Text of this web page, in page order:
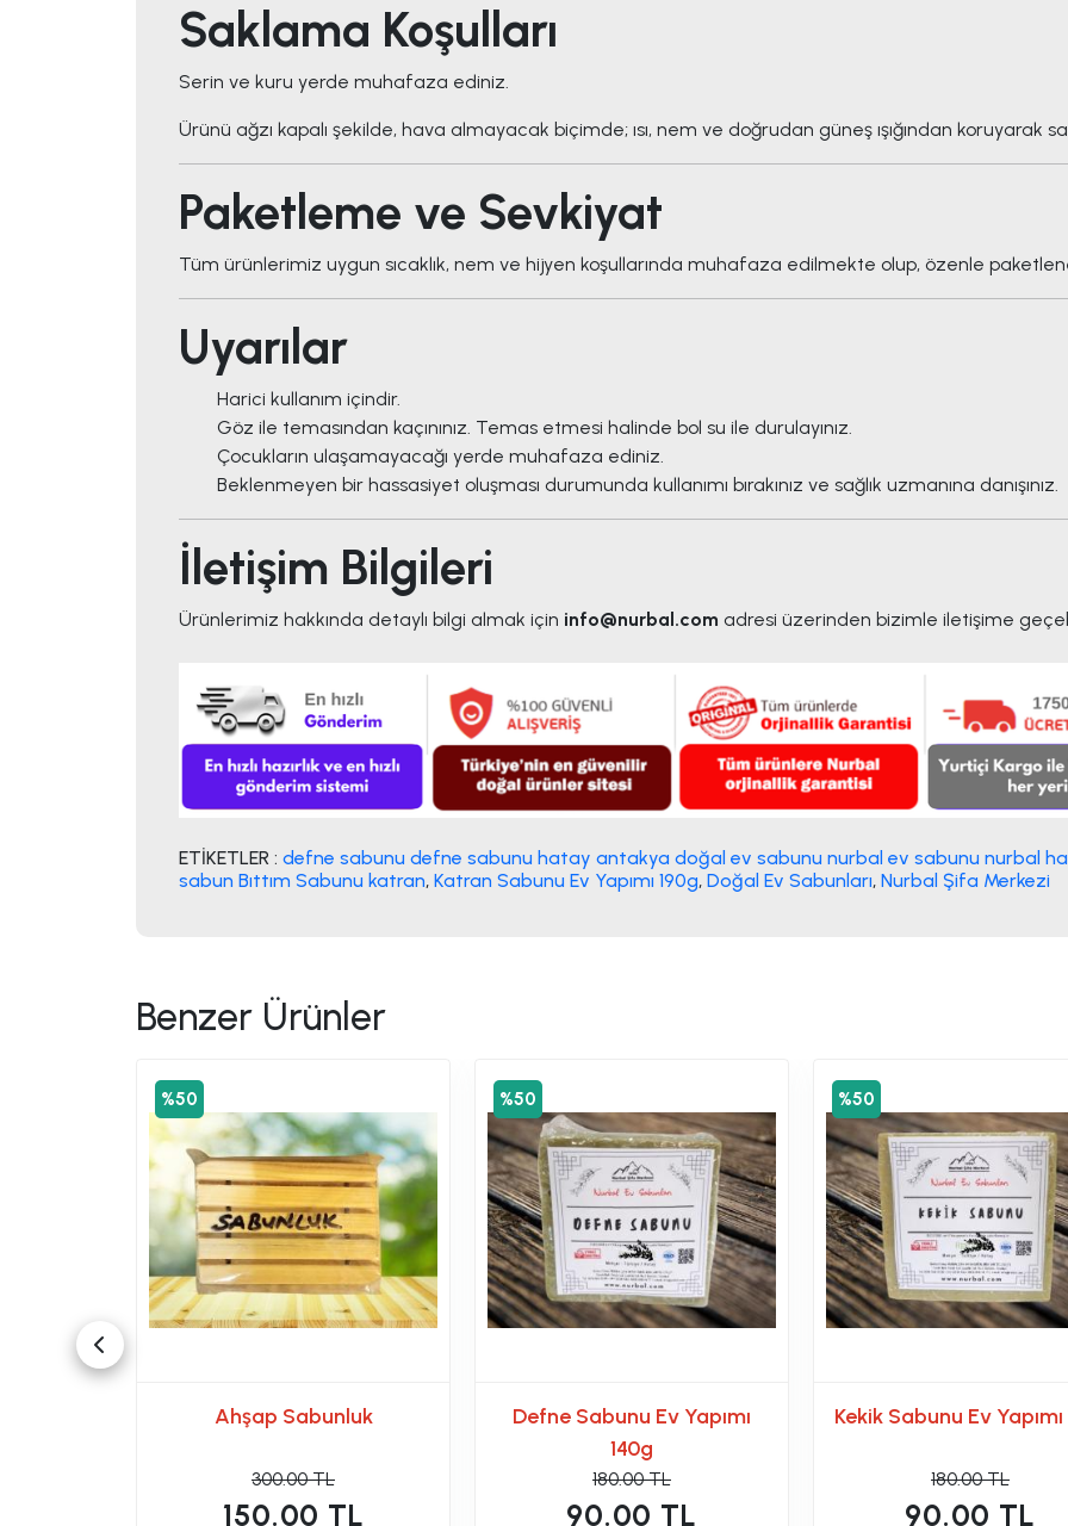
Saklama Koşulları
Serin ve kuru yerde muhafaza ediniz.
Ürünü ağzı kapalı şekilde, hava almayacak biçimde; ısı, nem ve doğrudan güneş ışığından koruyarak
Paketleme ve Sevkiyat
Tüm ürünlerimiz uygun sıcaklık, nem ve hijyen koşullarında muhafaza edilmekte olup, özenle
Uyarılar
Harici kullanım içindir.
Göz ile temasından kaçınınız. Temas etmesi halinde bol su ile durulayınız.
Çocukların ulaşamayacağı yerde muhafaza ediniz.
Beklenmeyen bir hassasiyet oluşması durumunda kullanımı bırakınız ve sağlık uzmanına danışınız.
İletişim Bilgileri
Ürünlerimiz hakkında detaylı bilgi almak için info@nurbal.com adresi üzerinden bizimle iletişime
ETİKETLER : defne sabunu defne sabunu hatay antakya doğal ev sabunu nurbal ev sabunu nurbal
sabun Bıttım Sabunu katran, Katran Sabunu Ev Yapımı 190g, Doğal Ev Sabunları, Nurbal Şifa Merkezi
Benzer Ürünler
%50
Ahşap Sabunluk
300.00 TL
150.00 TL
%50
Defne Sabunu Ev Yapımı
140g
180.00 TL
90.00 TL
%50
Kekik Sabunu Ev Yapımı
180.00 TL
90.00 TL